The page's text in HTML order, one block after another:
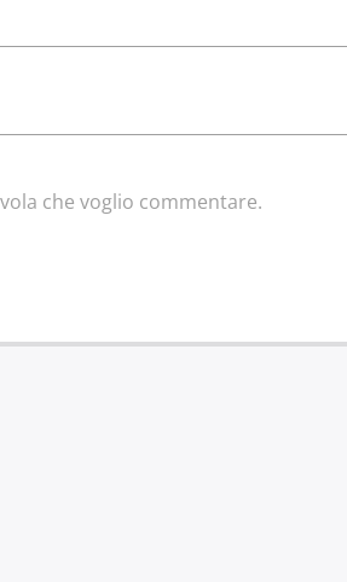
che voglio commentare.